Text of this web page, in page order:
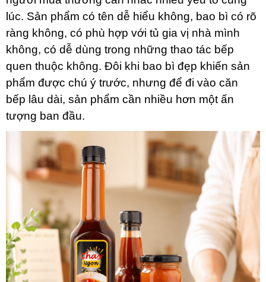
lúc. Sản phẩm có tên dễ hiểu không, bao bì có rõ
ràng không, có phù hợp với tủ gia vị nhà mình
không, có dễ dùng trong những thao tác bếp
quen thuộc không. Đôi khi bao bì đẹp khiến sản
phẩm được chú ý trước, nhưng để đi vào căn
bếp lâu dài, sản phẩm cần nhiều hơn một ấn
tượng ban đầu.